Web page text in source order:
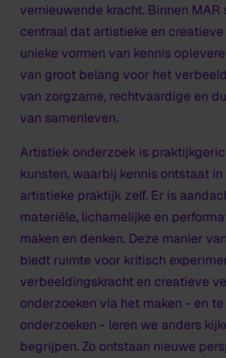
vernieuwende kracht. Binnen
centraal dat artistieke en
unieke vormen van kennis
van groot belang voor het
van zorgzame, rechtvaardige en
van samenleven.
Artistiek onderzoek is
kunsten, waarbij kennis ontstaat ín
artistieke praktijk zelf. Er is
materiële, lichamelijke en
maken en denken. Deze manier
biedt ruimte voor kritisch
verbeeldingskracht en creatieve
onderzoeken via het maken - en
onderzoeken - leren we anders
begrijpen. Zo ontstaan nieuwe